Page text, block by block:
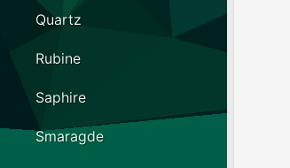
Quartz
Rubine
Saphire
Smaragde